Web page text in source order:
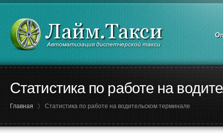
Статистика по работе на
Главная Статистика по работе на водительском терминале